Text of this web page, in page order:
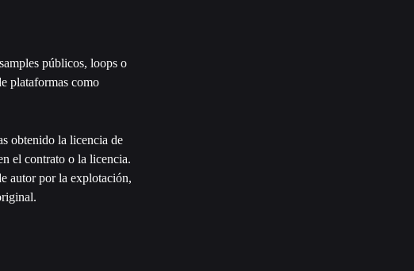
públicos, loops o
plataformas como
obtenido la licencia de
el contrato o la licencia.
autor por la explotación,